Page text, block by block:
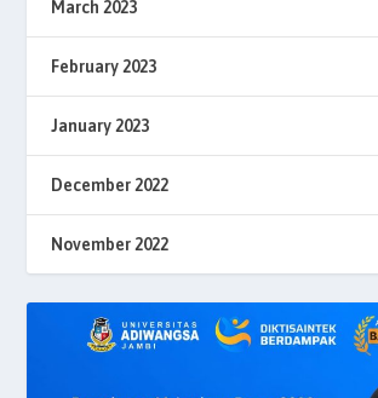
March 2023
February 2023
January 2023
December 2022
November 2022